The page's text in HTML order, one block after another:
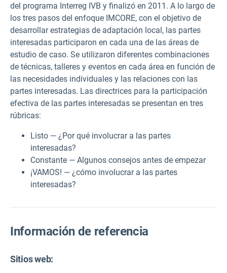
del programa Interreg IVB y finalizó en 2011. A lo largo de
los tres pasos del enfoque IMCORE, con el objetivo de
desarrollar estrategias de adaptación local, las partes
interesadas participaron en cada una de las áreas de
estudio de caso. Se utilizaron diferentes combinaciones
de técnicas, talleres y eventos en cada área en función de
las necesidades individuales y las relaciones con las
partes interesadas. Las directrices para la participación
efectiva de las partes interesadas se presentan en tres
rúbricas:
Listo — ¿Por qué involucrar a las partes
interesadas?
Constante — Algunos consejos antes de empezar
¡VAMOS! — ¿cómo involucrar a las partes
interesadas?
Información de referencia
Sitios web: